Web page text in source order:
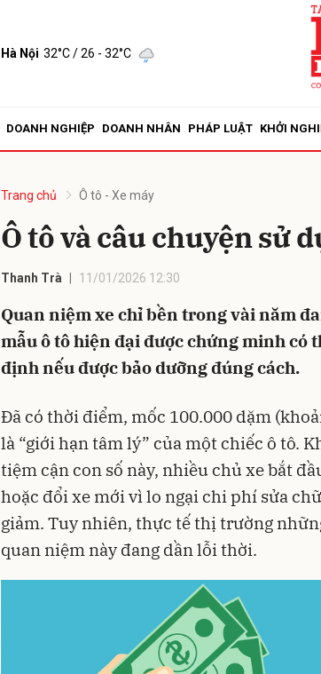
Hà Nội 32°C/ 26 - 32°C
DOANH NGHIỆP DOANH NHÂN PHÁP LUẬT KHỞI
Trang chủ Ô tô - Xe máy
Ô tô và câu chuyện sử
Thanh Trà 11/01/2026 12:30
Quan niệm xe chỉ bền trong vài năm
mẫu ô tô hiện đại được chứng minh có
định nếu được bảo dưỡng đúng cách.
Đã có thời điểm, mốc 100.000 dặm
là “giới hạn tâm lý” của một chiếc ô tô.
tiệm cận con số này, nhiều chủ xe bắt
hoặc đổi xe mới vì lo ngại chi phí sửa
giảm. Tuy nhiên, thực tế thị trường
quan niệm này đang dần lỗi thời.